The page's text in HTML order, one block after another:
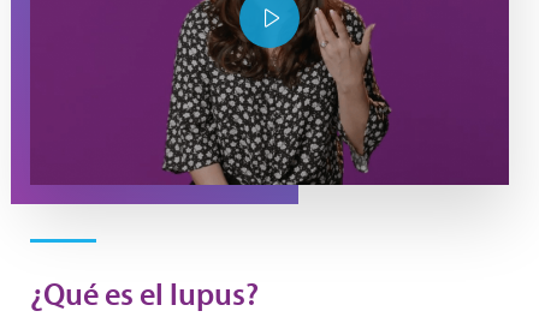
Play Video
¿Qué es el lupus?